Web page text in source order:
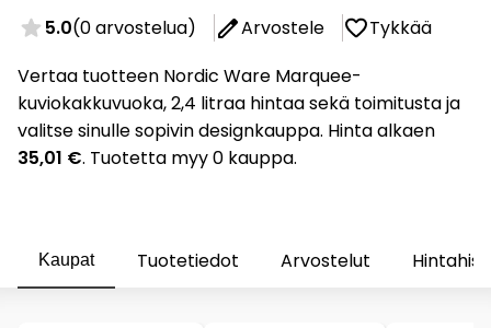
5.0(0 arvostelua) Arvostele
Tykkää
Vertaa tuotteen Nordic Ware Marquee-
kuviokakkuvuoka, 2,4 litraa hintaa sekä toimitusta ja
valitse sinulle sopivin designkauppa. Hinta alkaen
35,01 €. Tuotetta myy 0 kauppa.
Kaupat Tuotetiedot Arvostelut